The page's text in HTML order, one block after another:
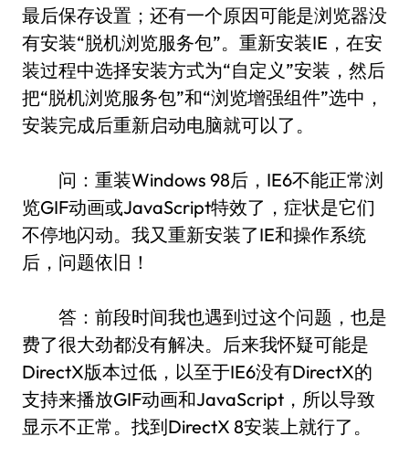
最后保存设置；还有一个原因可能是浏览器没
有安装“脱机浏览服务包”。重新安装IE，在安
装过程中选择安装方式为“自定义”安装，然后
把“脱机浏览服务包”和“浏览增强组件”选中，
安装完成后重新启动电脑就可以了。
问：重装Windows 98后，IE6不能正常浏
览GIF动画或JavaScript特效了，症状是它们
不停地闪动。我又重新安装了IE和操作系统
后，问题依旧！
答：前段时间我也遇到过这个问题，也是
费了很大劲都没有解决。后来我怀疑可能是
DirectX版本过低，以至于IE6没有DirectX的
支持来播放GIF动画和JavaScript，所以导致
显示不正常。找到DirectX 8安装上就行了。